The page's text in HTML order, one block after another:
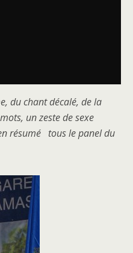
du chant décalé, de la
un zeste de sexe
résumé tous le panel du